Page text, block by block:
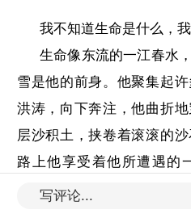
我不知道生命是什么，
生命像东流的一江春水
雪是他的前身。他聚集起
洪涛，向下奔注，他曲折
层沙积土，挟卷着滚滚的
路上他享受着他所遭遇的
雨，大雨击打着他，而雨
写评论...